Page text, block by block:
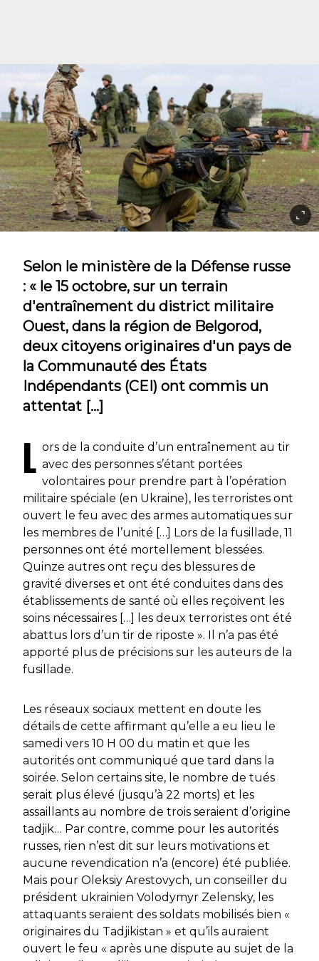
Selon le ministère de la Défense russe
: « le 15 octobre, sur un terrain
d'entraînement du district militaire
Ouest, dans la région de Belgorod,
deux citoyens originaires d'un pays de
la Communauté des États
Indépendants (CEI) ont commis un
attentat […]
L ors de la conduite d’un entraînement au tir
avec des personnes s’étant portées
volontaires pour prendre part à l’opération
militaire spéciale (en Ukraine), les terroristes ont
ouvert le feu avec des armes automatiques sur
les membres de l’unité […] Lors de la fusillade, 11
personnes ont été mortellement blessées.
Quinze autres ont reçu des blessures de
gravité diverses et ont été conduites dans des
établissements de santé où elles reçoivent les
soins nécessaires […] les deux terroristes ont été
abattus lors d’un tir de riposte ». Il n’a pas été
apporté plus de précisions sur les auteurs de la
fusillade.
Les réseaux sociaux mettent en doute les
détails de cette affirmant qu’elle a eu lieu le
samedi vers 10 H 00 du matin et que les
autorités ont communiqué que tard dans la
soirée. Selon certains site, le nombre de tués
serait plus élevé (jusqu’à 22 morts) et les
assaillants au nombre de trois seraient d’origine
tadjik… Par contre, comme pour les autorités
russes, rien n’est dit sur leurs motivations et
aucune revendication n’a (encore) été publiée.
Mais pour Oleksiy Arestovych, un conseiller du
président ukrainien Volodymyr Zelensky, les
attaquants seraient des soldats mobilisés bien «
originaires du Tadjikistan » et qu’ils auraient
ouvert le feu « après une dispute au sujet de la